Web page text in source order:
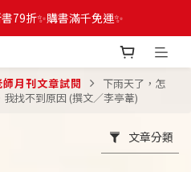
79折✨購書滿千免運✨
師月刊文章試閱
下雨天了，怎
找不到原因 (撰文／李亭葦)
文章分類